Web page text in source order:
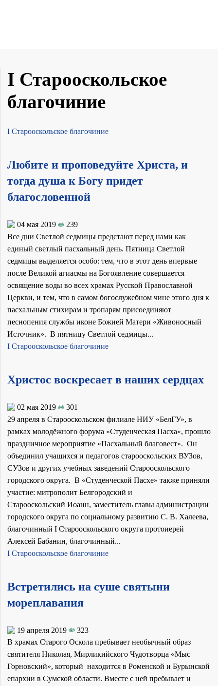
I Старооскольское
благочиние
I Старооскольское благочиние
Любите и проповедуйте Христа, и
тогда душа к Богу придет
благословенной
04 мая 2019
239
Все дни Светлой седмицы предстают перед нами как
единый светлый пасхальный день. Пятница Светлой
седмицы выделяется особо: тем, что в этот день впервые
после Великой агиасмы на Богоявление совершается
освящение воды во всех храмах Русской Православной
Церкви, и тем, что в самом богослужебном чине этого дня к
пасхальным стихирам и тропарям присоединяют
песнопения службы иконе Божией Матери «Живоносный
Источник». В пятницу Светлой седмицы...
I Старооскольское благочиние
Христос воскресает в наших сердцах
02 мая 2019
301
29 апреля в Старооскольском филиале НИУ «БелГУ», в
рамках молодёжного форума «Студенческая Пасха», прошло
праздничное мероприятие «Пасхальный благовест». Он
объединил учащихся и педагогов старооскольских ВУЗов,
СУЗов и других учебных заведений Старооскольского
городского округа. В «Студенческой Пасхе» также приняли
участие: митрополит Белгородский и
Старооскольский Иоанн, заместитель главы администрации
городского округа по социальному развитию С. В. Халеева,
благочинный I Старооскольского округа протоиерей
Алексей Бабанин, благочинный...
I Старооскольское благочиние
Встретились на суше святыни
мореплавания
19 апреля 2019
323
В храмах Старого Оскола пребывает необычный образ
святителя Николая, Мирликийского Чудотворца «Мыс
Горновский», который находится в Роменской и Бурынской
епархии в Сумской области. Вместе с ней пребывает и